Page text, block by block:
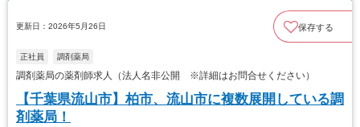
更新日：2026年5月26日 保存する
正社員 調剤薬局
調剤薬局の薬剤師求人（法人名非公開 ※詳細はお問合せください）
【千葉県流山市】柏市、流山市に複数展開している調
剤薬局！